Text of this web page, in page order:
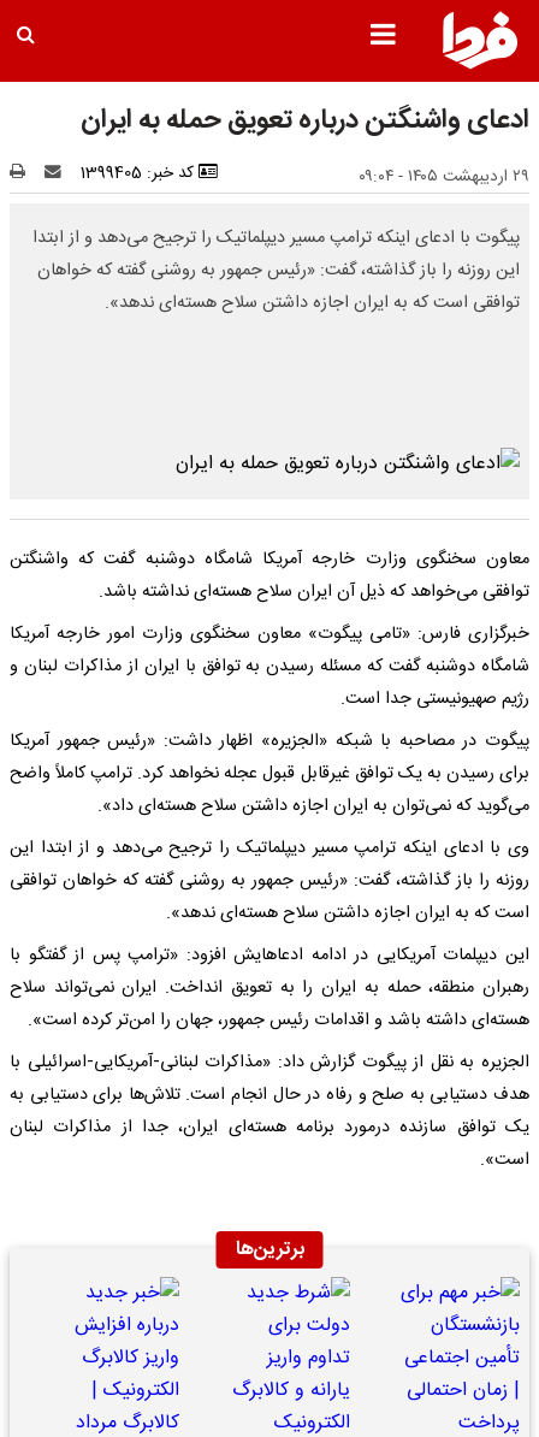
ادعای واشنگتن درباره تعویق حمله به ایران
۲۹ اردیبهشت ۱۴۰۵ - ۰۹:۰۴ کد خبر: 1399405
پیگوت با ادعای اینکه ترامپ مسیر دیپلماتیک را ترجیح می‌دهد و از ابتدا
این روزنه را باز گذاشته، گفت: «رئیس جمهور به روشنی گفته که خواهان
توافقی است که به ایران اجازه داشتن سلاح هسته‌ای ندهد».
معاون سخنگوی وزارت خارجه آمریکا شامگاه دوشنبه گفت که واشنگتن
توافقی می‌خواهد که ذیل آن ایران سلاح هسته‌ای نداشته باشد.
خبرگزاری فارس: «تامی پیگوت» معاون سخنگوی وزارت امور خارجه آمریکا
شامگاه دوشنبه گفت که مسئله رسیدن به توافق با ایران از مذاکرات لبنان و
رژیم صهیونیستی جدا است.
پیگوت در مصاحبه با شبکه «الجزیره» اظهار داشت: «رئیس جمهور آمریکا
برای رسیدن به یک توافق غیرقابل قبول عجله نخواهد کرد. ترامپ کاملاً واضح
می‌گوید که نمی‌توان به ایران اجازه داشتن سلاح هسته‌ای داد».
وی با ادعای اینکه ترامپ مسیر دیپلماتیک را ترجیح می‌دهد و از ابتدا این
روزنه را باز گذاشته، گفت: «رئیس جمهور به روشنی گفته که خواهان توافقی
است که به ایران اجازه داشتن سلاح هسته‌ای ندهد».
این دیپلمات آمریکایی در ادامه ادعاهایش افزود: «ترامپ پس از گفتگو با
رهبران منطقه، حمله به ایران را به تعویق انداخت. ایران نمی‌تواند سلاح
هسته‌ای داشته باشد و اقدامات رئیس جمهور، جهان را امن‌تر کرده است».
الجزیره به نقل از پیگوت گزارش داد: «مذاکرات لبنانی-آمریکایی-اسرائیلی با
هدف دستیابی به صلح و رفاه در حال انجام است. تلاش‌ها برای دستیابی به
یک توافق سازنده درمورد برنامه هسته‌ای ایران، جدا از مذاکرات لبنان
است».
برترین‌ها